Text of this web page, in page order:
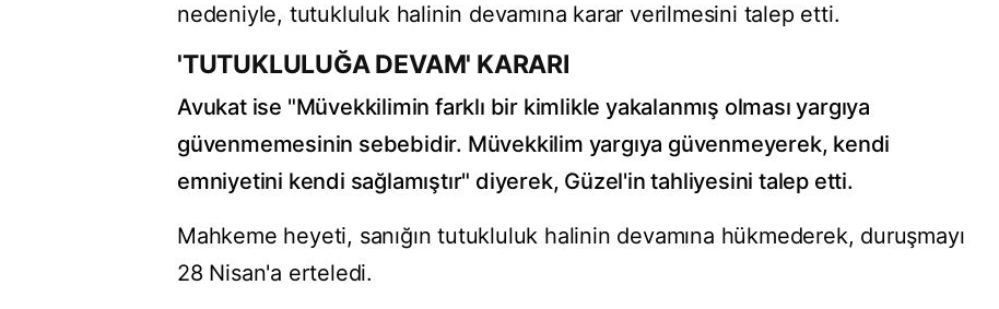
nedeniyle, tutukluluk halinin devamına karar verilmesini talep etti.
'TUTUKLULUĞA DEVAM' KARARI
Avukat ise "Müvekkilimin farklı bir kimlikle yakalanmış olması yargıya
güvenmemesinin sebebidir. Müvekkilim yargıya güvenmeyerek, kendi
emniyetini kendi sağlamıştır" diyerek, Güzel'in tahliyesini talep etti.
Mahkeme heyeti, sanığın tutukluluk halinin devamına hükmederek, duruşmayı
28 Nisan'a erteledi.